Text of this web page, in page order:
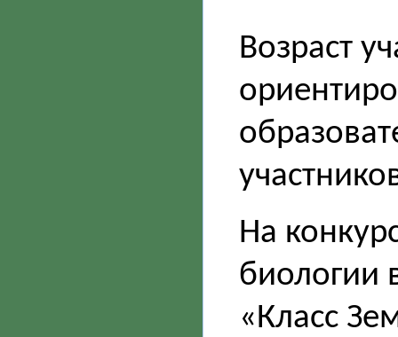
Возраст
На
биологии
«Класс